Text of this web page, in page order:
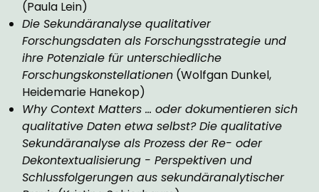
(Paula Lein)
Die Sekundäranalyse qualitativer
Forschungsdaten als Forschungsstrategie und
ihre Potenziale für unterschiedliche
Forschungskonstellationen (Wolfgan Dunkel,
Heidemarie Hanekop)
Why Context Matters ... oder dokumentieren sich
qualitative Daten etwa selbst? Die qualitative
Sekundäranalyse als Prozess der Re- oder
Dekontextualisierung - Perspektiven und
Schlussfolgerungen aus sekundäranalytischer